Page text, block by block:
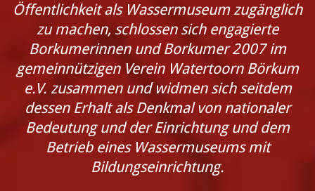
Öffentlichkeit als Wassermuseum zugänglich
zu machen, schlossen sich engagierte
Borkumerinnen und Borkumer 2007 im
gemeinnützigen Verein Watertoorn Börkum
e.V. zusammen und widmen sich seitdem
dessen Erhalt als Denkmal von nationaler
Bedeutung und der Einrichtung und dem
Betrieb eines Wassermuseums mit
Bildungseinrichtung.